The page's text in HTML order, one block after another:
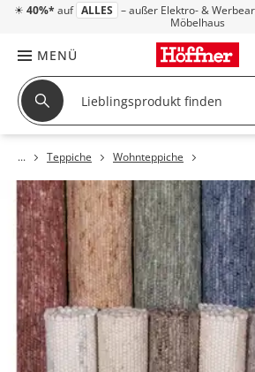
☀ 40%* auf ALLES – außer Elektro- &
Möbelhaus
MENÜ
Teppiche Wohnteppiche